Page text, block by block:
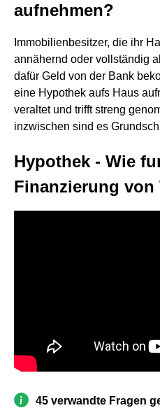
aufnehmen?
Immobilienbesitzer, die ihr
annähernd oder vollständig
dafür Geld von der Bank
eine Hypothek aufs Haus
veraltet und trifft streng
inzwischen sind es
Hypothek - Wie
Finanzierung
45 verwandte Fragen